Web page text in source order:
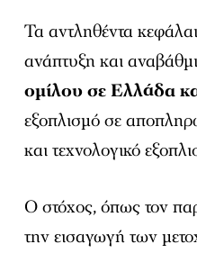
Τα αντληθέντα
ανάπτυξη και
ομίλου σε Ελλάδα
εξοπλισμό σε
και τεχνολογικό
Ο στόχος, όπως τον
την εισαγωγή των